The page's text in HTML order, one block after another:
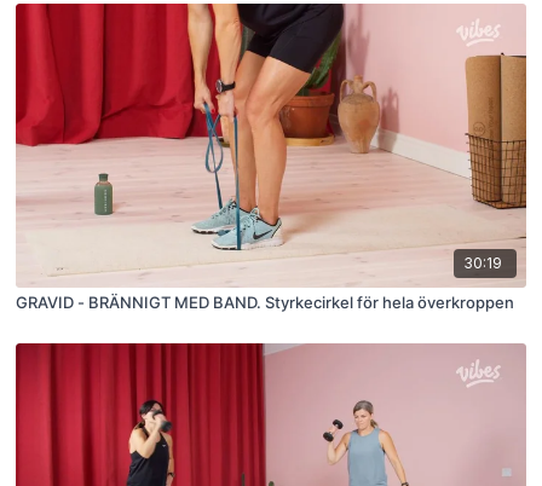
30:19
GRAVID - BRÄNNIGT MED BAND. Styrkecirkel för hela överkroppen